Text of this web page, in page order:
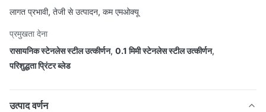
लागत प्रभावी, तेजी से उत्पादन, कम एमओक्यू
प्रमुखता देना
रासायनिक स्टेनलेस स्टील उत्कीर्णन, 0.1 मिमी स्टेनलेस स्टील उत्कीर्णन,
परिशुद्धता प्रिंटर ब्लेड
उत्पाद वर्णन